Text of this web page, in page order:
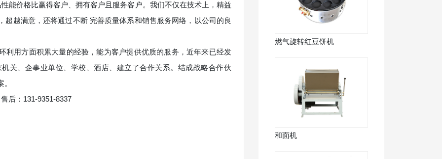
能价格比赢得客户、拥有客户且服务客户。我们不仅在技术上，精益
超越满意，还将通过不断 完善质量体系和销售服务网络，以公司的良
利用方面积累大量的经验，能为客户提供优质的服务，近年来已经发
关、企事业单位、学校、酒店、建立了合作关系。结成战略合作伙
后：131-9351-8337
燃气旋转红豆饼机
和面机